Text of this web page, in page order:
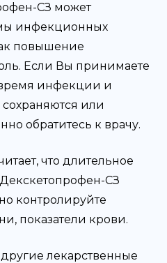
СЗ может
инфекционных
повышение
Если Вы принимаете
инфекции и
или
обратитесь к врачу.
что длительное
СЗ
контролируйте
показатели крови.
лекарственные